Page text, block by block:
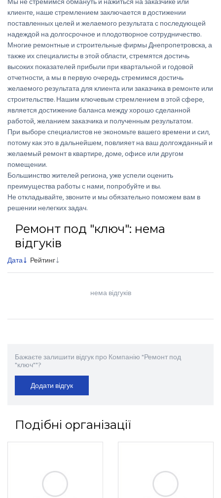
клиенте, наше стремлением заключается в достижении
поставленных целей и желаемого результата с последующей
надеждой на долгосрочное и плодотворное сотрудничество.
Многие ремонтные и строительные фирмы Днепропетровска, а
также их специалисты в этой области, стремятся достичь
высоких показателей прибыли при квартальной и годовой
отчетности, а мы в первую очередь стремимся достичь
желаемого результата для клиента или заказчика в ремонте или
строительстве. Нашим ключевым стремлением в этой сфере,
является достижение баланса между хорошо сделанной
работой, желанием заказчика и полученным результатом.
При выборе специалистов не экономьте вашего времени и сил,
потому как это в дальнейшем, повлияет на ваш долгожданный и
желаемый ремонт в квартире, доме, офисе или другом
помещении.
Большинство жителей региона, уже успели оценить
преимущества работы с нами, попробуйте и вы.
Не откладывайте, звоните и мы обязательно поможем вам в
решении нелегких задач.
Ремонт под "ключ": нема
відгуків
Дата Рейтинг
нема відгуків
Бажаєте залишити відгук про Компанію "Ремонт под
"ключ""?
Додати відгук
Подібні організації